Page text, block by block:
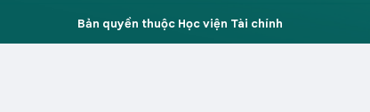
Bản quyền thuộc Học viện Tài chính